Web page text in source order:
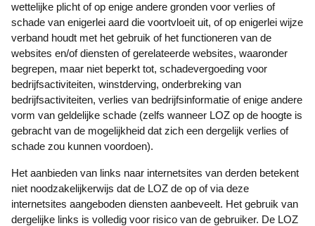
wettelijke plicht of op enige andere gronden voor verlies of
schade van enigerlei aard die voortvloeit uit, of op enigerlei wijze
verband houdt met het gebruik of het functioneren van de
websites en/of diensten of gerelateerde websites, waaronder
begrepen, maar niet beperkt tot, schadevergoeding voor
bedrijfsactiviteiten, winstderving, onderbreking van
bedrijfsactiviteiten, verlies van bedrijfsinformatie of enige andere
vorm van geldelijke schade (zelfs wanneer LOZ op de hoogte is
gebracht van de mogelijkheid dat zich een dergelijk verlies of
schade zou kunnen voordoen).
Het aanbieden van links naar internetsites van derden betekent
niet noodzakelijkerwijs dat de LOZ de op of via deze
internetsites aangeboden diensten aanbeveelt. Het gebruik van
dergelijke links is volledig voor risico van de gebruiker. De LOZ